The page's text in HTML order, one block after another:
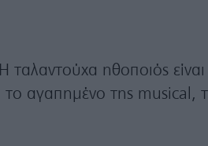
Η ταλαντούχα ηθοποιός
το αγαπημένο της musical,